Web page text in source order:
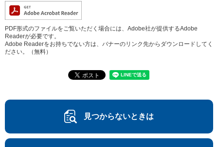
PDF形式のファイルをご覧いただく場合には、Adobe社が提供するAdobe
Readerが必要です。
Adobe Readerをお持ちでない方は、バナーのリンク先からダウンロードしてく
ださい。（無料）
見つからないときは